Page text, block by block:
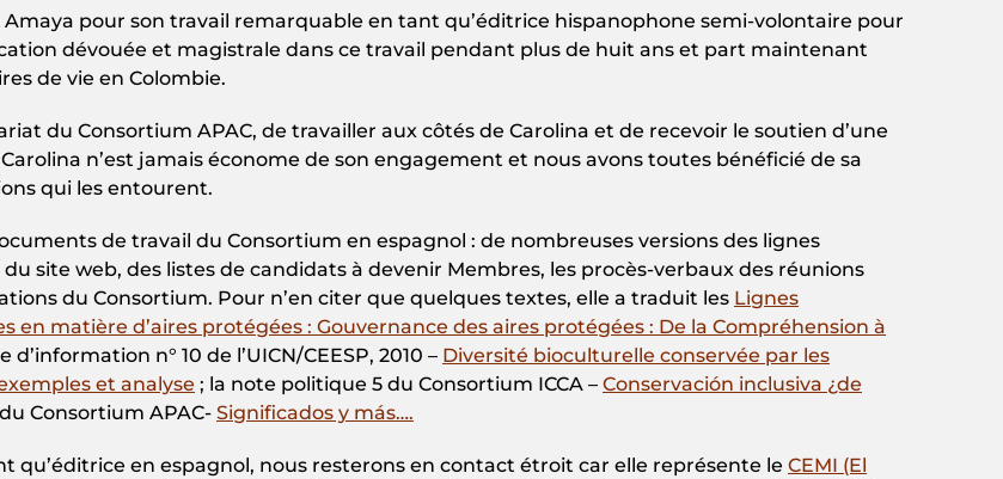
pour son travail remarquable en tant qu’éditrice hispanophone semi-volontaire pour
dévouée et magistrale dans ce travail pendant plus de huit ans et part maintenant
de vie en Colombie.
du Consortium APAC, de travailler aux côtés de Carolina et de recevoir le soutien d’une
n’est jamais économe de son engagement et nous avons toutes bénéficié de sa
qui les entourent.
de travail du Consortium en espagnol : de nombreuses versions des lignes
site web, des listes de candidats à devenir Membres, les procès-verbaux des réunions
du Consortium. Pour n’en citer que quelques textes, elle a traduit les Lignes
en matière d’aires protégées : Gouvernance des aires protégées : De la Compréhension à
n° 10 de l’UICN/CEESP, 2010 – Diversité bioculturelle conservée par les
et analyse ; la note politique 5 du Consortium ICCA – Conservación inclusiva ¿de
Consortium APAC- Significados y más….
qu’éditrice en espagnol, nous resterons en contact étroit car elle représente le CEMI (El